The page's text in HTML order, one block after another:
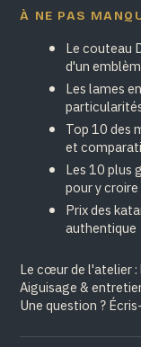
À NE PAS
Le couteau
d'un
Les lames
Top 10 des
et
Les 10 plus
pour y croire
Prix des
authentique
Le cœur de l'atelier
Aiguisage &
Une question ?